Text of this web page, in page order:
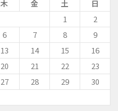
木 金 土
日
1
2
6 7 8
9
13 14 15
16
20 21 22
23
27 28 29
30